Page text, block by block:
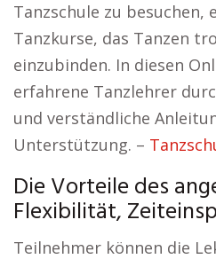
Tanzschule zu besuchen,
Tanzkurse, das Tanzen
einzubinden. In diesen
erfahrene Tanzlehrer
und verständliche
Unterstützung. –
Die Vorteile des
Flexibilität,
Teilnehmer können die